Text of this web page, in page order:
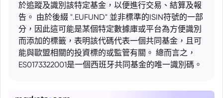
於追蹤及識別該特定基金，以便進行交易、結算及報
告。 由於後綴 ".EUFUND" 並非標準的ISIN符號的一部
分，因此這可能是某個特定數據庫或平台為方便識別
而添加的標籤，表明該代碼代表一個共同基金，且可
能與歐盟相關的投資標的或監管有關。 總而言之，
ES0173322001是一個西班牙共同基金的唯一識別碼。